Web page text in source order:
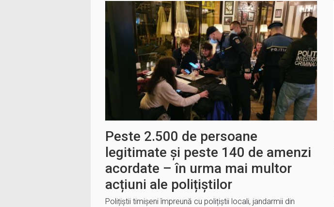
Peste 2.500 de persoane
legitimate și peste 140 de amenzi
acordate – în urma mai multor
acțiuni ale polițiștilor
Polițiștii timișeni împreună cu polițiștii locali, jandarmii din